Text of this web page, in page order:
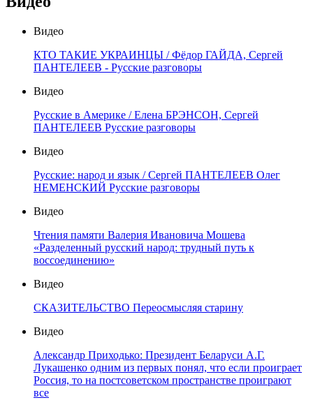
Видео
КТО ТАКИЕ УКРАИНЦЫ / Фёдор ГАЙДА, Сергей
ПАНТЕЛЕЕВ - Русские разговоры
Видео
Русские в Америке / Елена БРЭНСОН, Сергей
ПАНТЕЛЕЕВ Русские разговоры
Видео
Русские: народ и язык / Сергей ПАНТЕЛЕЕВ Олег
НЕМЕНСКИЙ Русские разговоры
Видео
Чтения памяти Валерия Ивановича Мошева
«Разделенный русский народ: трудный путь к
воссоединению»
Видео
СКАЗИТЕЛЬСТВО Переосмысляя старину
Видео
Александр Приходько: Президент Беларуси А.Г.
Лукашенко одним из первых понял, что если проиграет
Россия, то на постсоветском пространстве проиграют
все